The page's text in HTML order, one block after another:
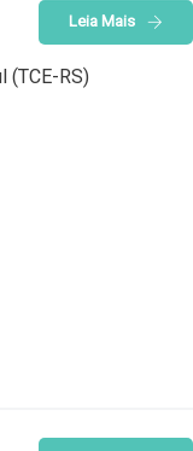
Leia Mais
(TCE-RS)